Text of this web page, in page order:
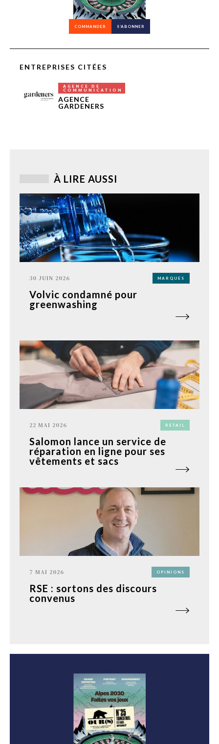
COMMANDER S’ABONNER
ENTREPRISES CITÉES
AGENCE DE
COMMUNICATION
AGENCE
GARDENERS
À LIRE AUSSI
30 JUIN 2026 MARQUES
Volvic condamné pour
greenwashing
22 MAI 2026 RETAIL
Salomon lance un service de
réparation en ligne pour ses
vêtements et sacs
7 MAI 2026 OPINIONS
RSE : sortons des discours
convenus